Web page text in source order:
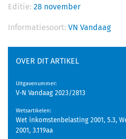
Editie: 28 november
Informatiesoort: VN Vandaag
OVER DIT ARTIKEL
Uitgavenummer:
V-N Vandaag 2023/2813
Wetsartikelen:
Wet inkomstenbelasting 2001, 5.3,
2001, 3.119aa